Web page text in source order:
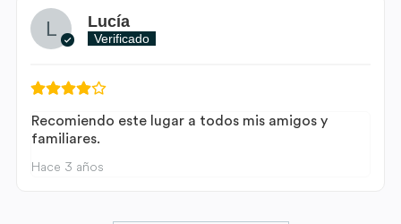
Lucía
Verificado
Recomiendo este lugar a todos mis amigos y
familiares.
Hace 3 años